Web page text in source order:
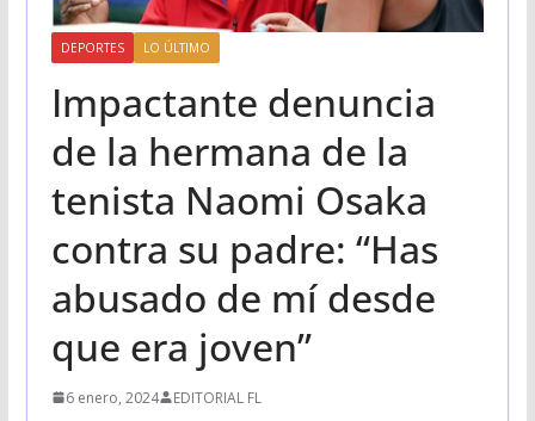
DEPORTES LO ÚLTIMO
Impactante denuncia
de la hermana de la
tenista Naomi Osaka
contra su padre: “Has
abusado de mí desde
que era joven”
6 enero, 2024 EDITORIAL FL